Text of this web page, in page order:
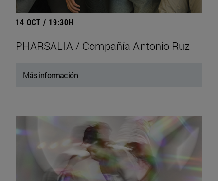
14 OCT / 19:30H
PHARSALIA / Compañía Antonio Ruz
Más información